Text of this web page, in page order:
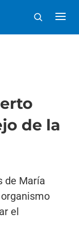
de la
de María
el